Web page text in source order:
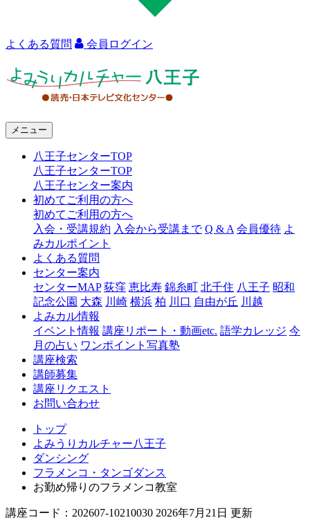
よくある質問 会員ログイン
ャ
王
メニュー
八王子センターTOP
八王子センターTOP
八王子センター案内
初めてご利用の方へ
初めてご利用の方へ
入会・受講規約 入会から受講まで Q & A 会員優待 よ
みカルポイント
よくある質問
センター案内
センターMAP 荻窪 恵比寿 錦糸町 北千住 八王子 昭和
記念公園 大森 川崎 横浜 柏 川口 自由が丘 川越
よみカル情報
イベント情報 講座リポート・動画etc. 語学カレッジ 今
月の占い ワンポイント写真塾
講座検索
講師募集
講座リクエスト
お問い合わせ
トップ
よみうりカルチャー八王子
ダンシング
フラメンコ・タンゴダンス
お勤め帰りのフラメンコ教室
講座コード：202607-10210030 2026年7月21日 更新